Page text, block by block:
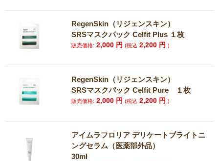
RegenSkin（リジェンスキン）
SRSマスクパック Celfit Plus １枚
販売価格: 2,000 円(税込 2,200 円)
RegenSkin（リジェンスキン）
SRSマスクパック Celfit Pure １枚
販売価格: 2,000 円(税込 2,200 円)
アイムラフロリア デリケートブライトニ
ングセラム（医薬部外品）
30ml